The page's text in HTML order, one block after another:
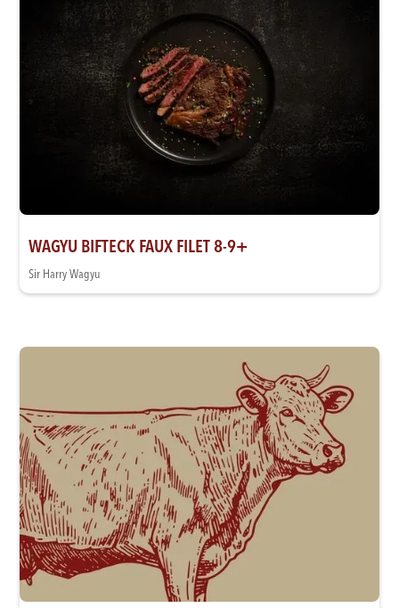
WAGYU BIFTECK FAUX FILET 8-9+
Sir Harry Wagyu